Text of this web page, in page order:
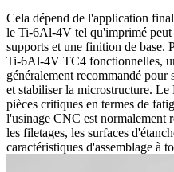
Cela dépend de l'application
le Ti-6Al-4V tel qu'imprimé peut
supports et une finition de base.
Ti-6Al-4V TC4 fonctionnelles,
généralement recommandé pour
et stabiliser la microstructure. Le
pièces critiques en termes de
l'usinage CNC est normalement
les filetages, les surfaces
caractéristiques d'assemblage à